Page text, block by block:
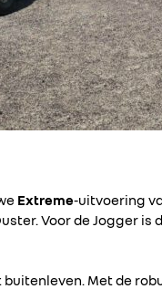
Extreme-uitvoering
Voor de Jogger
Met de